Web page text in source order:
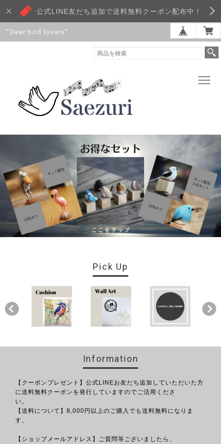
公式LINE友だち追加で送料無料クーポン配布中！
”Dear bird lovers”
Pick Up
Information
【クーポンプレゼント】公式LINEお友だち追加していただいた方
に送料無料クーポンを発行していますのでご活用くださ
い。
【送料について】8,000円以上のご購入でも送料無料になりま
す。
【ショップメールアドレス】ご質問等ございましたら、